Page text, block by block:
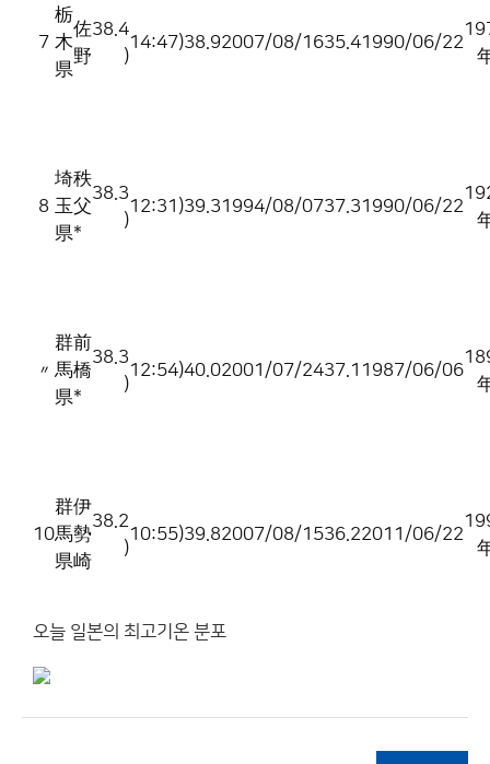
7
栃
木
県
佐
野
38.4
)
14:47)38.92007/08/1635.41990/06/22
8
埼
玉
県
秩
父
*
38.3
)
12:31)39.31994/08/0737.31990/06/22
〃
群
馬
県
前
橋
*
38.3
)
12:54)40.02001/07/2437.1 1987/06/06
10
群
馬
県
伊
勢
崎
38.2
)
10:55)39.82007/08/1536.22011/06/22
오늘 일본의 최고기온 분포